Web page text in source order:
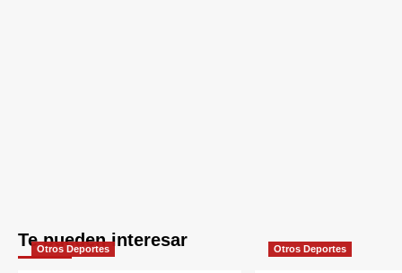
Te pueden interesar
Otros Deportes Otros Deportes